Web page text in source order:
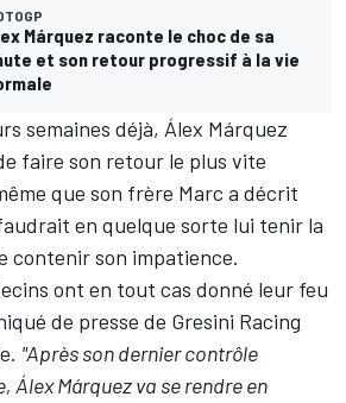
Márquez raconte le choc de sa
et son retour progressif à la vie
semaines déjà, Álex Márquez
faire son retour le plus vite
que son frère Marc a décrit
en quelque sorte lui tenir la
contenir son impatience.
ont en tout cas donné leur feu
de presse de Gresini Racing
"Après son dernier contrôle
Álex Márquez va se rendre en